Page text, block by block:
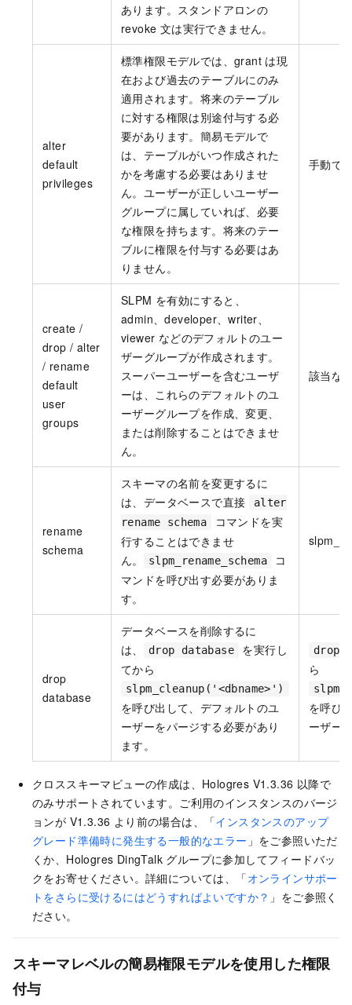
あります。スタンドアロンの
revoke 文は実行できません。
alter
default
privileges
標準権限モデルでは、grant は現
在および過去のテーブルにのみ
適用されます。将来のテーブル
に対する権限は別途付与する必
要があります。簡易モデルで
は、テーブルがいつ作成された
かを考慮する必要はありませ
ん。ユーザーが正しいユーザー
グループに属していれば、必要
な権限を持ちます。将来のテー
ブルに権限を付与する必要はあ
りません。
手動で
create /
drop / alter
/ rename
default
user
groups
SLPM を有効にすると、
admin、developer、writer、
viewer などのデフォルトのユー
ザーグループが作成されます。
スーパーユーザーを含むユーザ
ーは、これらのデフォルトのユ
ーザーグループを作成、変更、
または削除することはできませ
ん。
該当な
rename
schema
スキーマの名前を変更するに
は、データベースで直接
alter
rename schema
コマンドを実
行することはできませ
ん。
slpm_rename_schema
コ
マンドを呼び出す必要がありま
す。
drop
database
データベースを削除するに
は、
drop database
を実行し
てから
slpm_cleanup('<dbname>')
を呼び出して、デフォルトのユ
ーザーをパージする必要があり
ます。
drop
ら
を呼び
ーザー
クロススキーマビューの作成は、Hologres V1.3.36 以降で
のみサポートされています。 ご利用のインスタンスのバージ
ョンが V1.3.36 より前の場合は、「インスタンスのアップ
グレード準備時に発生する一般的なエラー 」をご参照いただ
くか、Hologres DingTalk グループに参加してフィードバッ
クをお寄せください。詳細については、「オンラインサポー
トをさらに受けるにはどうすればよいですか？ 」をご参照く
ださい。
スキーマレベルの簡易権限モデルを使用した権限
付与